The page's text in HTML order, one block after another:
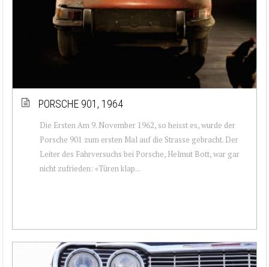
PORSCHE 901, 1964
Die Ersten Am 9. November 1962, so heisst es, wurde der
Porsche 901 zum ersten Mal auf die Strasse gebracht. Der
Leiter des Fahrversuchs bei Porsche, Helmut Bott, war gar
nicht zufrieden: «Türen klap...